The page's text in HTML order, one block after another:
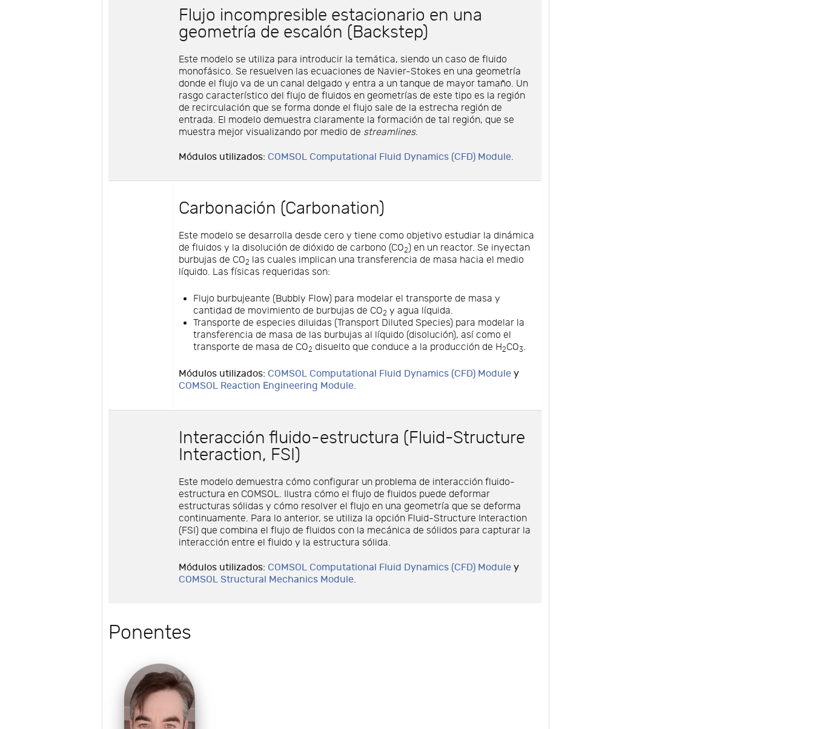
Flujo incompresible estacionario en una
geometría de escalón (Backstep)
Este modelo se utiliza para introducir la temática, siendo un caso de fluido
monofásico. Se resuelven las ecuaciones de Navier-Stokes en una geometría
donde el flujo va de un canal delgado y entra a un tanque de mayor tamaño. Un
rasgo característico del flujo de fluidos en geometrías de este tipo es la región
de recirculación que se forma donde el flujo sale de la estrecha región de
entrada. El modelo demuestra claramente la formación de tal región, que se
muestra mejor visualizando por medio de streamlines.
Módulos utilizados: COMSOL Computational Fluid Dynamics (CFD) Module.
Carbonación (Carbonation)
Este modelo se desarrolla desde cero y tiene como objetivo estudiar la dinámica
de fluidos y la disolución de dióxido de carbono (CO2) en un reactor. Se inyectan
burbujas de CO2 las cuales implican una transferencia de masa hacia el medio
líquido. Las físicas requeridas son:
Flujo burbujeante (Bubbly Flow) para modelar el transporte de masa y
cantidad de movimiento de burbujas de CO2 y agua líquida.
Transporte de especies diluidas (Transport Diluted Species) para modelar la
transferencia de masa de las burbujas al líquido (disolución), así como el
transporte de masa de CO2 disuelto que conduce a la producción de H2CO3.
Módulos utilizados: COMSOL Computational Fluid Dynamics (CFD) Module y
COMSOL Reaction Engineering Module.
Interacción fluido-estructura (Fluid-Structure
Interaction, FSI)
Este modelo demuestra cómo configurar un problema de interacción fluido-
estructura en COMSOL. Ilustra cómo el flujo de fluidos puede deformar
estructuras sólidas y cómo resolver el flujo en una geometría que se deforma
continuamente. Para lo anterior, se utiliza la opción Fluid-Structure Interaction
(FSI) que combina el flujo de fluidos con la mecánica de sólidos para capturar la
interacción entre el fluido y la estructura sólida.
Módulos utilizados: COMSOL Computational Fluid Dynamics (CFD) Module y
COMSOL Structural Mechanics Module.
Ponentes